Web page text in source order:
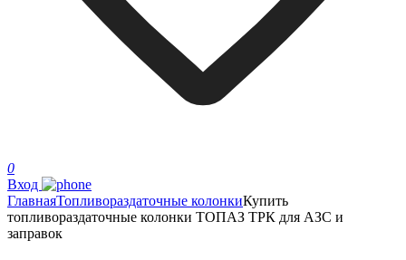
0
Вход
ГлавнаяТопливораздаточные колонкиКупить
топливораздаточные колонки ТОПАЗ ТРК для АЗС и
заправок